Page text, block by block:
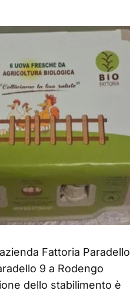
Fattoria Paradello
9 a Rodengo
dello stabilimento è